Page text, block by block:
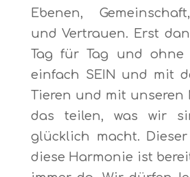
Ebenen,
und Vertrauen. Erst
Tag für Tag und ohne
einfach SEIN und mit
Tieren und mit unseren
das teilen, was wir
glücklich macht.
diese Harmonie ist